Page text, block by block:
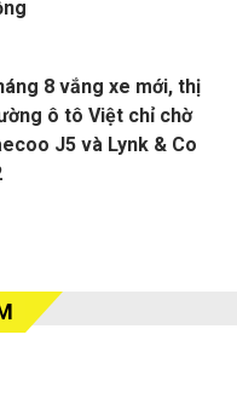
8 vắng xe mới, thị
ô tô Việt chỉ chờ
J5 và Lynk & Co